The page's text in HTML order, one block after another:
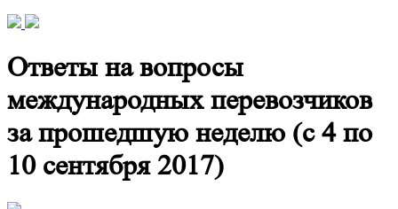
Ответы на вопросы
международных перевозчиков
за прошедшую неделю (с 4 по
10 сентября 2017)